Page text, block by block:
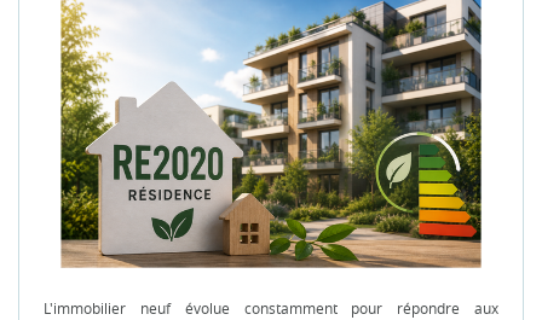
L'immobilier neuf évolue constamment pour répondre aux